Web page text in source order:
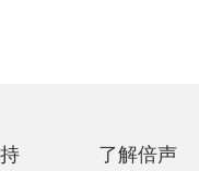
了解倍声